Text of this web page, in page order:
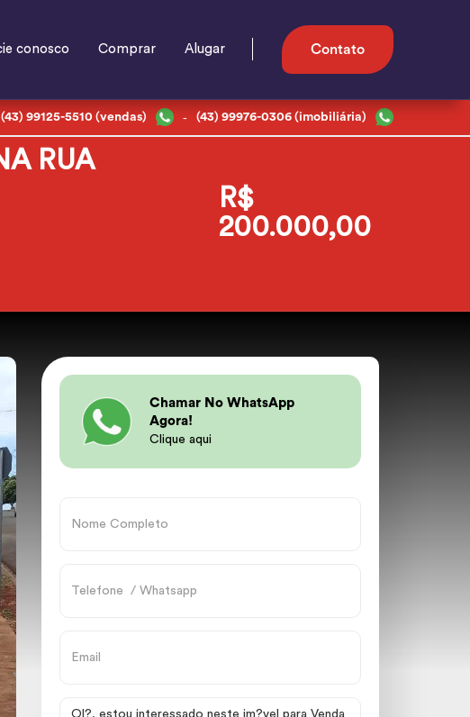
conosco Comprar Alugar Contato
(43) 99125-5510 (vendas) - (43) 99976-0306 (imobiliária)
RUA
R$
200.000,00
Chamar No WhatsApp
Agora!
Clique aqui